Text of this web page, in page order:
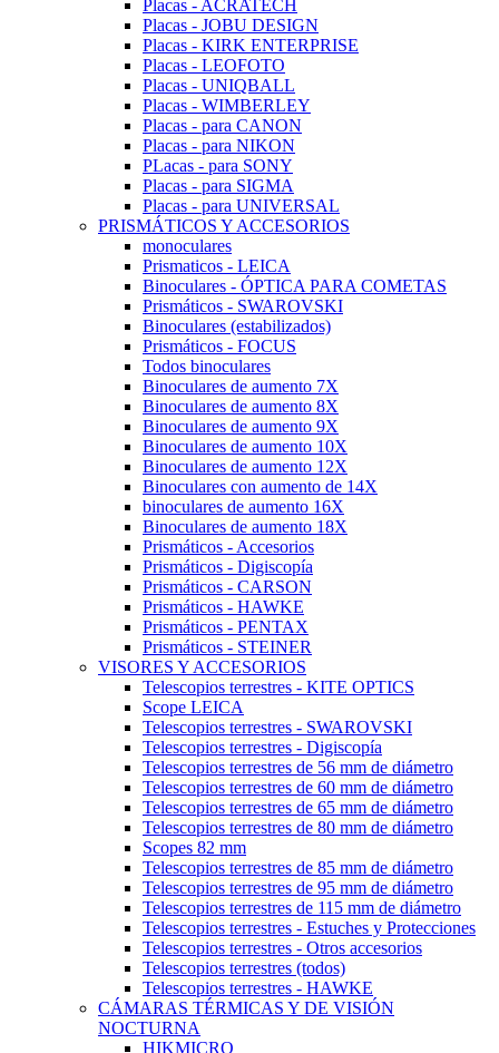
Placas - ACRATECH
Placas - JOBU DESIGN
Placas - KIRK ENTERPRISE
Placas - LEOFOTO
Placas - UNIQBALL
Placas - WIMBERLEY
Placas - para CANON
Placas - para NIKON
PLacas - para SONY
Placas - para SIGMA
Placas - para UNIVERSAL
PRISMÁTICOS Y ACCESORIOS
monoculares
Prismaticos - LEICA
Binoculares - ÓPTICA PARA COMETAS
Prismáticos - SWAROVSKI
Binoculares (estabilizados)
Prismáticos - FOCUS
Todos binoculares
Binoculares de aumento 7X
Binoculares de aumento 8X
Binoculares de aumento 9X
Binoculares de aumento 10X
Binoculares de aumento 12X
Binoculares con aumento de 14X
binoculares de aumento 16X
Binoculares de aumento 18X
Prismáticos - Accesorios
Prismáticos - Digiscopía
Prismáticos - CARSON
Prismáticos - HAWKE
Prismáticos - PENTAX
Prismáticos - STEINER
VISORES Y ACCESORIOS
Telescopios terrestres - KITE OPTICS
Scope LEICA
Telescopios terrestres - SWAROVSKI
Telescopios terrestres - Digiscopía
Telescopios terrestres de 56 mm de diámetro
Telescopios terrestres de 60 mm de diámetro
Telescopios terrestres de 65 mm de diámetro
Telescopios terrestres de 80 mm de diámetro
Scopes 82 mm
Telescopios terrestres de 85 mm de diámetro
Telescopios terrestres de 95 mm de diámetro
Telescopios terrestres de 115 mm de diámetro
Telescopios terrestres - Estuches y Protecciones
Telescopios terrestres - Otros accesorios
Telescopios terrestres (todos)
Telescopios terrestres - HAWKE
CÁMARAS TÉRMICAS Y DE VISIÓN
NOCTURNA
HIKMICRO